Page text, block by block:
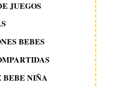
JUEGOS
BEBES
BEBE NIÑA